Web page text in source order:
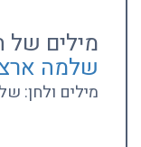
מילים של
שלמה
מילים ולחן: